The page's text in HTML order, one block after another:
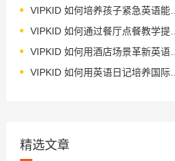
VIPKID 如何培养孩子紧急英语能力？
VIPKID 如何通过餐厅点餐教学提升少儿英语应用能力？
VIPKID 如何用酒店场景革新英语教学？
VIPKID 如何用英语日记培养国际化人才？
精选文章